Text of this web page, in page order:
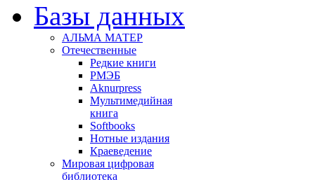
Базы данных
АЛЬМА МАТЕР
Отечественные
Редкие книги
РМЭБ
Аknurpress
Мультимедийная
книга
Softbooks
Нотные издания
Краеведение
Мировая цифровая
библиотека